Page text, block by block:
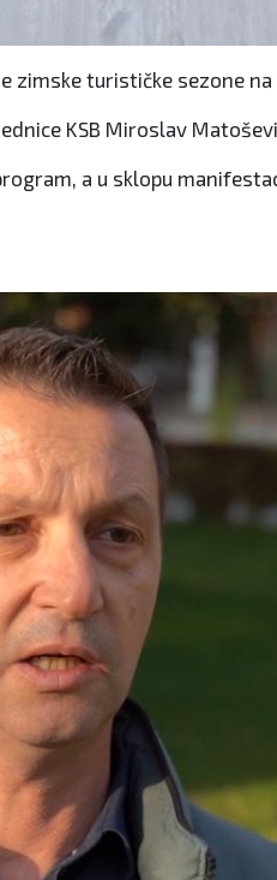
zimske turističke sezone na
KSB Miroslav
a u sklopu